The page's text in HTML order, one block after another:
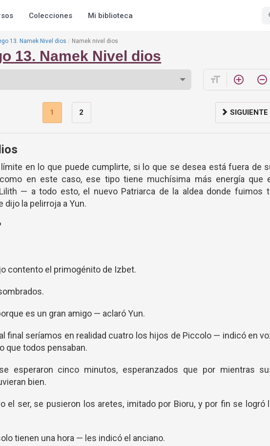
Colecciones Mi biblioteca
13. Namek Nivel dios Namek nivel dios
13. Namek Nivel dios
format_size add_circle_outline remove_circle_outline
1 2 SIGUIENTE
en lo que puede cumplirte, si lo que se desea está fuera de
en este caso, ese tipo tiene muchísima más energía que
— a todo esto, el nuevo Patriarca de la aldea donde fuimos
dijo la pelirroja a Yun.
contento el primogénito de Izbet.
es un gran amigo — aclaró Yun.
final seríamos en realidad cuatro los hijos de Piccolo — indicó en
que todos pensaban.
esperaron cinco minutos, esperanzados que por mientras
bien.
el ser, se pusieron los aretes, imitado por Bioru, y por fin se logró
tienen una hora — les indicó el anciano.